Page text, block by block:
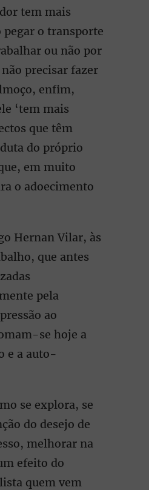
tem mais
pegar o transporte
ou não por
precisar fazer
enfim,
‘tem mais
que têm
do próprio
em muito
o adoecimento
Hernan Vilar, às
que antes
pela
ao
se hoje a
e a auto-
se explora, se
do desejo de
melhorar na
efeito do
quem vem